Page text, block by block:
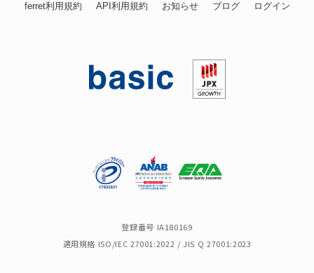
ferret利用規約 API利用規約 お知らせ ブログ ログイン
登録番号 IA180169
適用規格 ISO/IEC 27001:2022 / JIS Q 27001:2023